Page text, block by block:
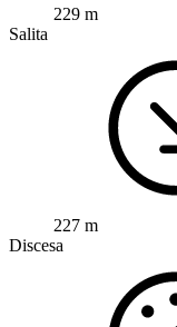
229 m
Salita
227 m
Discesa